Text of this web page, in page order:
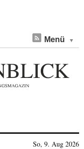
Menü
So, 9. Aug 2026